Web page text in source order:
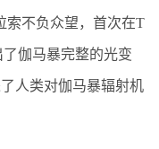
索不负众望，首次在T
伽马暴完整的光变
人类对伽马暴辐射机